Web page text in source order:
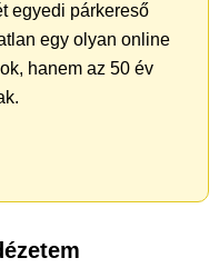
egyedi párkereső
egy olyan online
hanem az 50 év